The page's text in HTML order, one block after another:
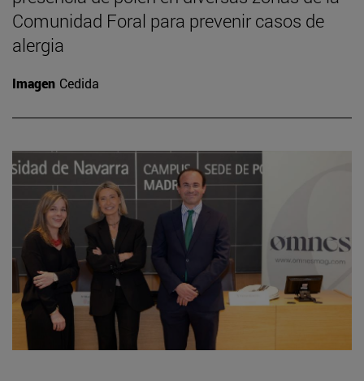
Comunidad Foral para prevenir casos de
alergia
Imagen Cedida